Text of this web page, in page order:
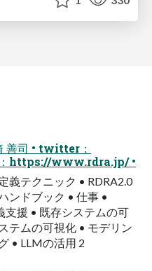
善司 • twitter：
https://www.rdra.jp/ •
義テクニック • RDRA2.0
ンドブック • 仕事 •
支援 • 既存システムの可
テムの可視化 • モデリン
• LLMの活用 2